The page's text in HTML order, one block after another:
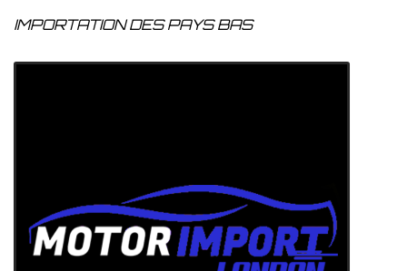
IMPORTATION DES PAYS BAS